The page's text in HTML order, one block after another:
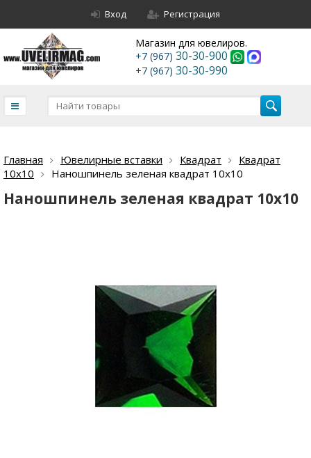
Вход Регистрация
Магазин для ювелиров.
+7 (967) 30-30-900
+7 (967) 30-30-990
Главная Ювелирные вставки Квадрат
Квадрат
10х10
Наношпинель зеленая квадрат 10х10
Наношпинель зеленая квадрат 10х10